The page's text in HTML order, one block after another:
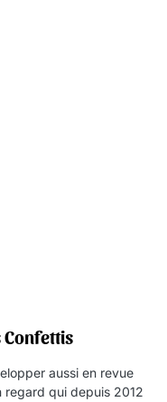
Confettis
aussi en revue
regard qui depuis 2012